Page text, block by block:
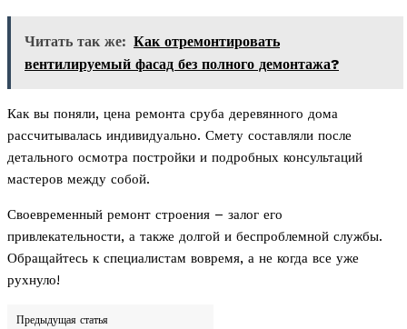
Читать так же: Как отремонтировать
вентилируемый фасад без полного демонтажа?
Как вы поняли, цена ремонта сруба деревянного дома
рассчитывалась индивидуально. Смету составляли после
детального осмотра постройки и подробных консультаций
мастеров между собой.
Своевременный ремонт строения – залог его
привлекательности, а также долгой и беспроблемной службы.
Обращайтесь к специалистам вовремя, а не когда все уже
рухнуло!
Предыдущая статья